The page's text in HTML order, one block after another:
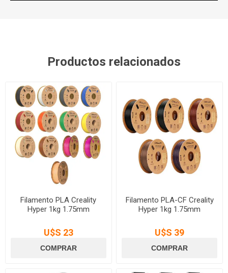
Productos relacionados
Filamento PLA Creality
Hyper 1kg 1.75mm
U$S 23
Filamento PLA-CF Creality
Hyper 1kg 1.75mm
U$S 39